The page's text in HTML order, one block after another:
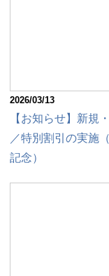
2026/03/13
【お知らせ】新規
／特別割引の実施
記念）